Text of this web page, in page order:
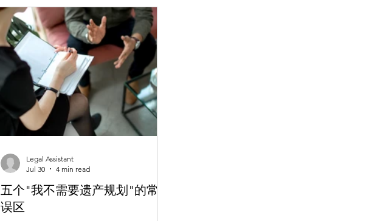
五个"我不需要遗产规划"的常见
误区
Legal Assistant
Jul 30
4 min read